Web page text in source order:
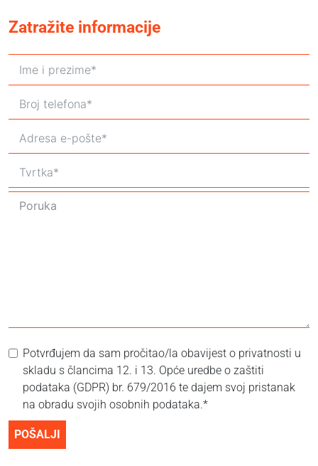
Zatražite informacije
Potvrđujem da sam pročitao/la obavijest o privatnosti u
skladu s člancima 12. i 13. Opće uredbe o zaštiti
podataka (GDPR) br. 679/2016 te dajem svoj pristanak
na obradu svojih osobnih podataka.*
POŠALJI